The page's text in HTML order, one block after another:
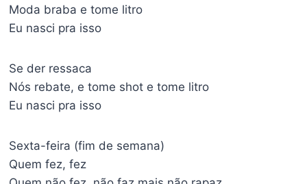
Moda braba e tome litro
Eu nasci pra isso
Se der ressaca
Nós rebate, e tome shot e tome litro
Eu nasci pra isso
Sexta-feira (fim de semana)
Quem fez, fez